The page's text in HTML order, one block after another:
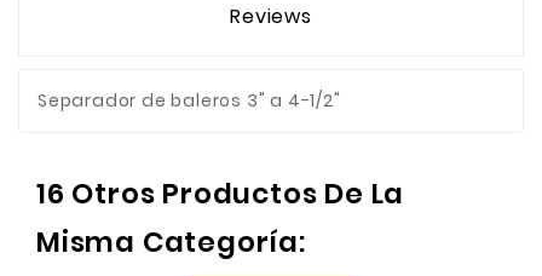
Reviews
Separador de baleros 3" a 4-1/2"
16 Otros Productos De La
Misma Categoría: